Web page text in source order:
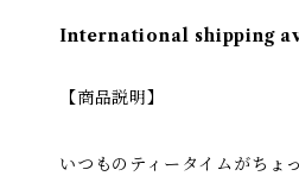
International shipping
【商品説明】
いつものティータイムがちょ